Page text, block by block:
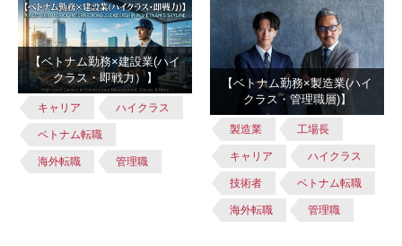
【ベトナム勤務×建設業(ハイ
クラス・即戦力）】
キャリア ハイクラス
ベトナム転職
海外転職 管理職
【ベトナム勤務×製造業(ハイ
クラス・管理職層)】
製造業 工場長
キャリア ハイクラス
技術者 ベトナム転職
海外転職 管理職